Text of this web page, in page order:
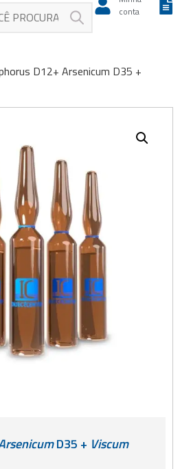
conta
D12+ Arsenicum D35 +
D35 + Viscum